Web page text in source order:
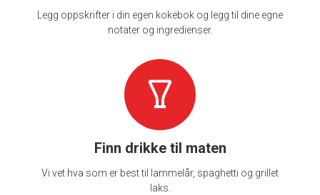
Legg oppskrifter i din egen kokebok og legg til dine egne
notater og ingredienser.
Finn drikke til maten
Vi vet hva som er best til lammelår, spaghetti og grillet
laks.